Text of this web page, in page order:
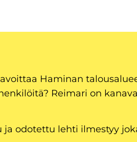
Haminan
Reimari on
ja odotettu lehti ilmestyy